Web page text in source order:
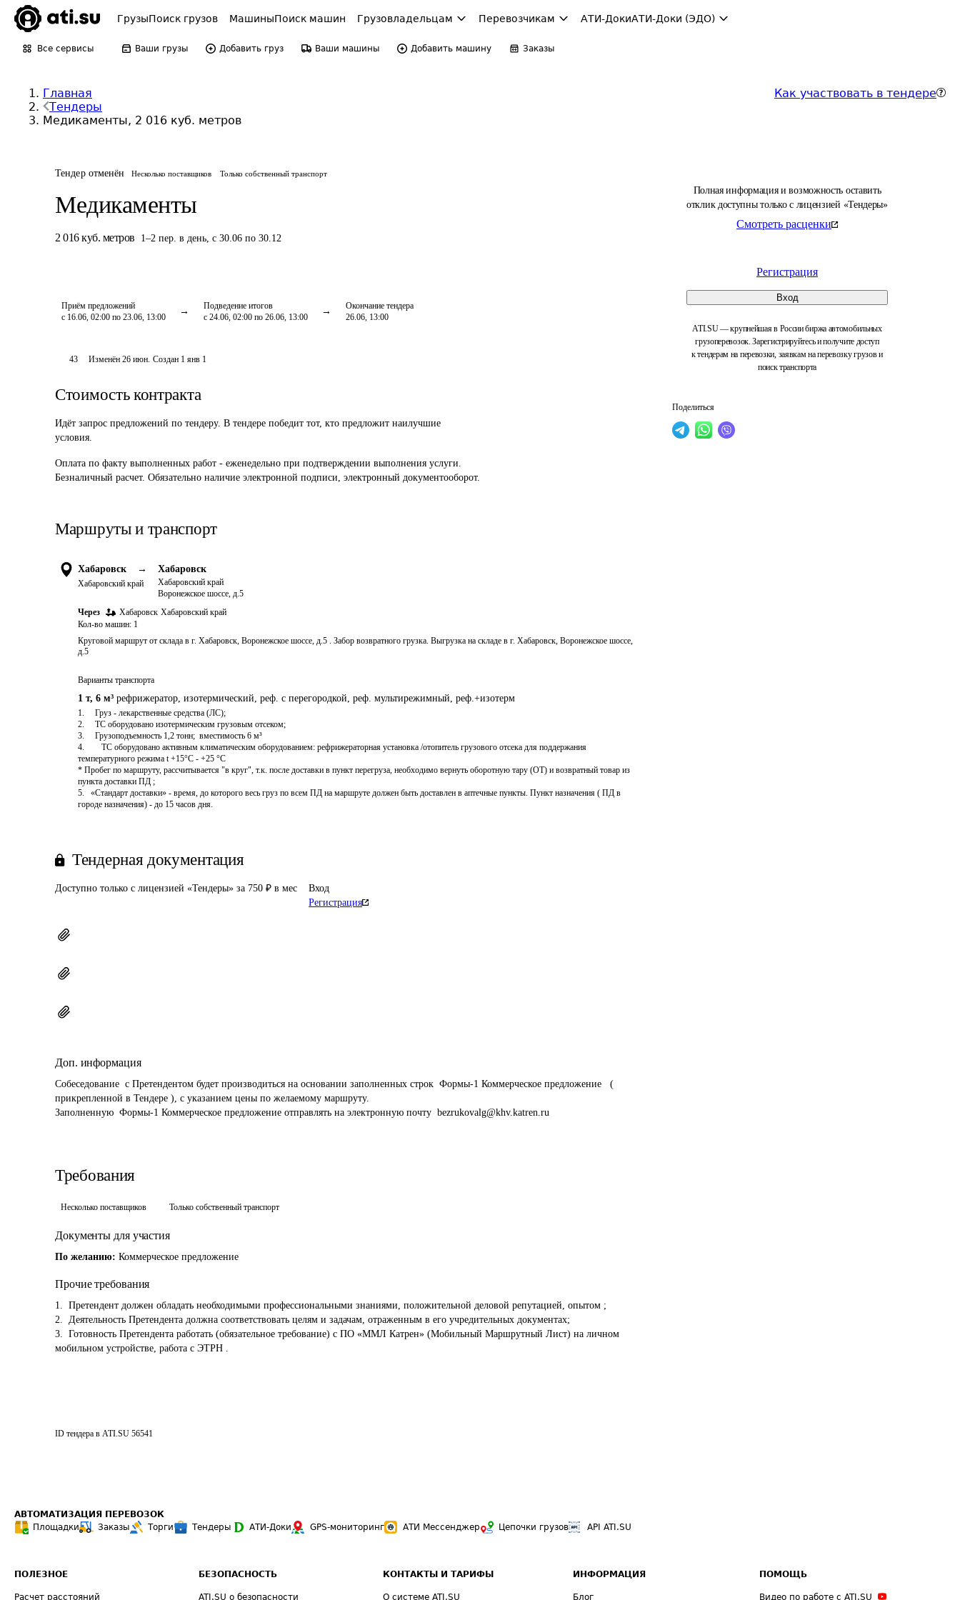
ГрузыПоиск грузов МашиныПоиск машин Грузовладельцам Перевозчикам АТИ-ДокиАТИ-Доки (ЭДО)
Все сервисы Ваши грузы Добавить груз Ваши машины Добавить машину Заказы
Главная
Тендеры
Медикаменты, 2 016 куб. метров
Как участвовать в тендере
Тендер отменён Несколько поставщиков Только собственный транспорт
Медикаменты
2 016 куб. метров 1–2 пер. в день, с 30.06 по 30.12
Приём предложений
с 16.06, 02:00 по 23.06, 13:00
Подведение итогов
с 24.06, 02:00 по 26.06, 13:00
Окончание тендера
26.06, 13:00
Полная информация и возможность оставить
отклик доступны только с лицензией «Тендеры»
Смотреть расценки
Регистрация
Вход
ATI.SU — крупнейшая в России биржа автомобильных
грузоперевозок. Зарегистрируйтесь и получите доступ
к тендерам на перевозки, заявкам на перевозку грузов и
поиск транспорта
Поделиться
43 Изменён26 июн. Создан 1 янв 1
Стоимость контракта
Идёт запрос предложений по тендеру. В тендере победит тот, кто предложит наилучшие
условия.
Оплата по факту выполненных работ - еженедельно при подтверждении выполнения услуги.
Безналичный расчет. Обязательно наличие электронной подписи, электронный документооборот.
Маршруты и транспорт
Хабаровск →
Хабаровский край
Хабаровск
Хабаровский край
Воронежское шоссе, д.5
Через
Хабаровск Хабаровский край
Кол-во машин: 1
Круговой маршрут от склада в г. Хабаровск, Воронежское шоссе, д.5 . Забор возвратного грузка. Выгрузка на складе в г. Хабаровск, Воронежское шоссе,
д.5
Варианты транспорта
1 т, 6 м³ рефрижератор, изотермический, реф. с перегородкой, реф. мультирежимный, реф.+изотерм
1.	Груз - лекарственные средства (ЛС);
2.	ТС оборудовано изотермическим грузовым отсеком;
3.	Грузоподъемность 1,2 тонн;  вместимость 6 м³
4.        ТС оборудовано активным климатическим оборудованием: рефрижераторная установка /отопитель грузового отсека для поддержания
температурного режима t +15°C - +25 °C
* Пробег по маршруту, рассчитывается "в круг", т.к. после доставки в пункт перегруза, необходимо вернуть оборотную тару (ОТ) и возвратный товар из
пункта доставки ПД ;
5.   «Стандарт доставки» - время, до которого весь груз по всем ПД на маршруте должен быть доставлен в аптечные пункты. Пункт назначения ( ПД в
Тендерная документация
Доступно только с лицензией «Тендеры» за 750 ₽ в мес
Вход
Регистрация
Доп. информация
Собеседование  с Претендентом будет производиться на основании заполненных строк  Формы-1 Коммерческое предложение   (
прикрепленной в Тендере ), с указанием цены по желаемому маршруту.
Требования
Несколько поставщиков Только собственный транспорт
Документы для участия
По желанию: Коммерческое предложение
Прочие требования
1.  Претендент должен обладать необходимыми профессиональными знаниями, положительной деловой репутацией, опытом ;
2.  Деятельность Претендента должна соответствовать целям и задачам, отраженным в его учредительных документах;
3.  Готовность Претендента работать (обязательное требование) с ПО «ММЛ Катрен» (Мобильный Маршрутный Лист) на личном
мобильном устройстве, работа с ЭТРН .
ID тендера в ATI.SU 56541
АВТОМАТИЗАЦИЯ ПЕРЕВОЗОК
Площадки
Заказы Торги Тендеры АТИ-Доки GPS-мониторинг АТИ Мессенджер Цепочки грузов API ATI.SU
ПОЛЕЗНОЕ
Расчет расстояний
БЕЗОПАСНОСТЬ
ATI.SU о безопасности
КОНТАКТЫ И ТАРИФЫ
О системе ATI.SU
ИНФОРМАЦИЯ
Блог
ПОМОЩЬ
Видео по работе с ATI.SU